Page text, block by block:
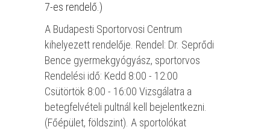
7-es rendelő.)
A Budapesti Sportorvosi Centrum
kihelyezett rendelője. Rendel: Dr. Seprődi
Bence gyermekgyógyász, sportorvos
Rendelési idő: Kedd 8:00 - 12:00
Csütörtök 8:00 - 16:00 Vizsgálatra a
betegfelvételi pultnál kell bejelentkezni.
(Főépület, földszint). A sportolókat